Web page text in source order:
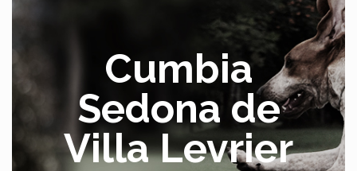
Cumbia
Sedona de
Villa Levrier